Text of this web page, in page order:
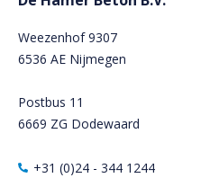
Weezenhof 9307
6536 AE Nijmegen
Postbus 11
6669 ZG Dodewaard
+31 (0)24 - 344 1244